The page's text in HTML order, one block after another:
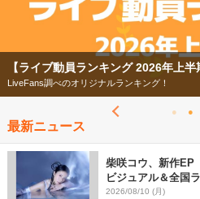
【フェス特集2026】
今年もフェスの季節がやってきた！
最新ニュース
柴咲コウ、新作
ビジュアル＆全国
一部解禁【コメント
2026/08/10 (月)